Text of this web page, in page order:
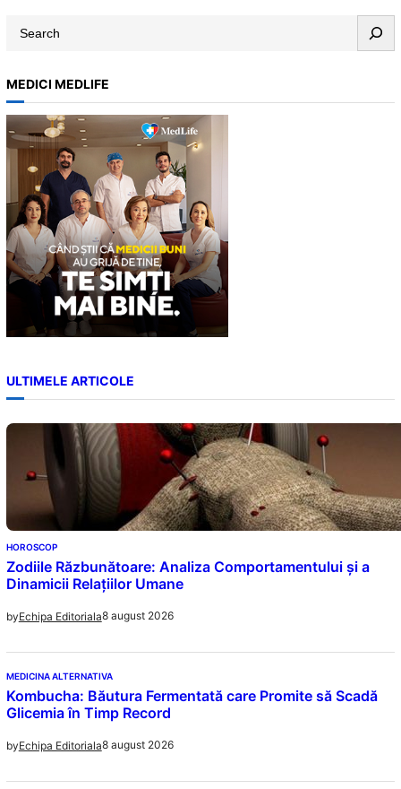
a
r
c
h
MEDICI MEDLIFE
ULTIMELE ARTICOLE
HOROSCOP
Zodiile Răzbunătoare: Analiza Comportamentului și a
Dinamicii Relațiilor Umane
byEchipa Editoriala8 august 2026
MEDICINA ALTERNATIVA
Kombucha: Băutura Fermentată care Promite să Scadă
Glicemia în Timp Record
byEchipa Editoriala8 august 2026